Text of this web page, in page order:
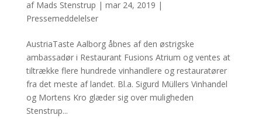
af Mads Stenstrup | mar 24, 2019 |
Pressemeddelelser
AustriaTaste Aalborg åbnes af den østrigske
ambassadør i Restaurant Fusions Atrium og ventes at
tiltrække flere hundrede vinhandlere og restauratører
fra det meste af landet. Bl.a. Sigurd Müllers Vinhandel
og Mortens Kro glæder sig over muligheden
Stenstrup...